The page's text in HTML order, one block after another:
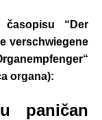
“Der
verschwiegene
organa):
paničan